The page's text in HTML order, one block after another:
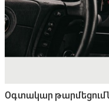
Օգտակար